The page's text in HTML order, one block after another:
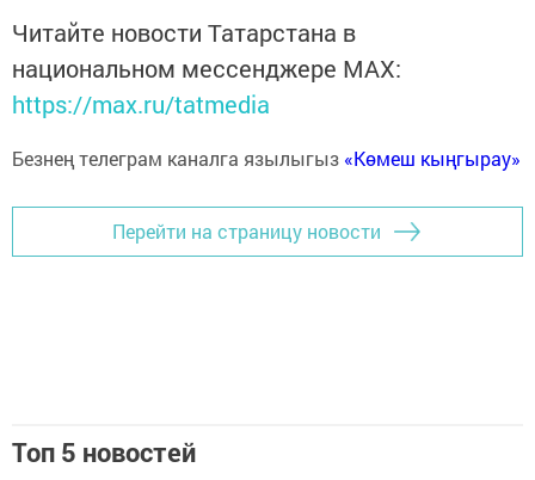
Читайте новости Татарстана в
национальном мессенджере MАХ:
https://max.ru/tatmedia
Безнең телеграм каналга язылыгыз «Көмеш кыңгырау»
Перейти на страницу новости
Топ 5 новостей